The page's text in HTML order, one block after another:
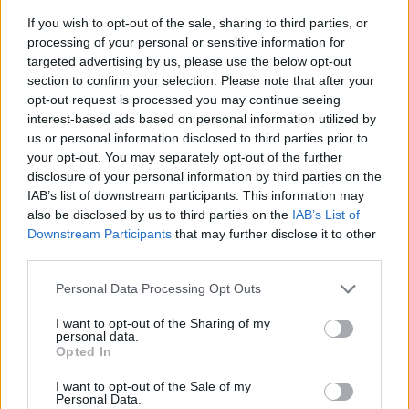
If you wish to opt-out of the sale, sharing to third parties, or
processing of your personal or sensitive information for
targeted advertising by us, please use the below opt-out
section to confirm your selection. Please note that after your
opt-out request is processed you may continue seeing
interest-based ads based on personal information utilized by
us or personal information disclosed to third parties prior to
your opt-out. You may separately opt-out of the further
disclosure of your personal information by third parties on the
IAB’s list of downstream participants. This information may
also be disclosed by us to third parties on the IAB’s List of
Downstream Participants that may further disclose it to other
Please note that this website/app uses one or more Google
not limited to your visit or usage behaviour. You may click to
grant or deny consent to Google and its third-party tags to
use your data for below specified purposes in below Google
consent section.
Personal Data Processing Opt Outs
I want to opt-out of the Sharing of my
personal data.
Opted In
I want to opt-out of the Sale of my
Personal Data.
mandatu. Ponosen je na dosedanji razvoj kraja ter na
dejstvo, da je občini uspelo premostiti vse ovire, ki so ji
stale na poti. Prihodnost Mute vidi župan v mladih, zato
si je kot cilj zadal ustvariti pogoje, ki bodo mladim
omogočali ostati na Muti in tu graditi življenje. [gallery
posameznik kazensko odgovoren za javno spodbujanje
rasističnimi, diskriminatornimi ali nezakonitimi vsebinami bodo
odstranjeni. Pravila komentiranja →